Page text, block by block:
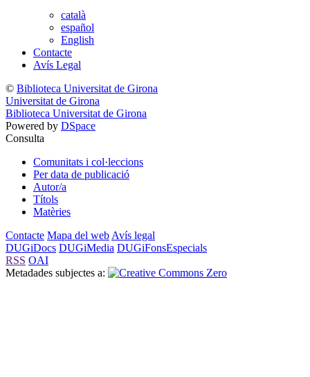
català
español
English
Contacte
Avís Legal
© Biblioteca Universitat de Girona
Universitat de Girona
Biblioteca Universitat de Girona
Powered by DSpace
Consulta
Comunitats i col·leccions
Per data de publicació
Autor/a
Títols
Matèries
Contacte Mapa del webAvís legal
DUGiDocs DUGiMedia DUGiFonsEspecials
RSS OAI
Metadades subjectes a: